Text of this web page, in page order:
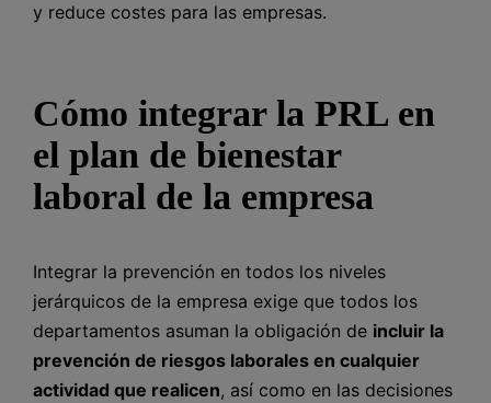
y reduce costes para las empresas.
Cómo integrar la PRL en
el plan de bienestar
laboral de la empresa
Integrar la prevención en todos los niveles
jerárquicos de la empresa exige que todos los
departamentos asuman la obligación de incluir la
prevención de riesgos laborales en cualquier
actividad que realicen, así como en las decisiones